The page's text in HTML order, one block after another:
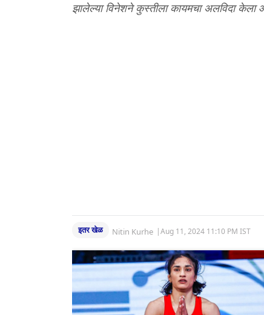
झालेल्या विनेशने कुस्तीला कायमचा अलविदा केला
इतर खेळ Nitin Kurhe |Aug 11, 2024 11:10 PM IST